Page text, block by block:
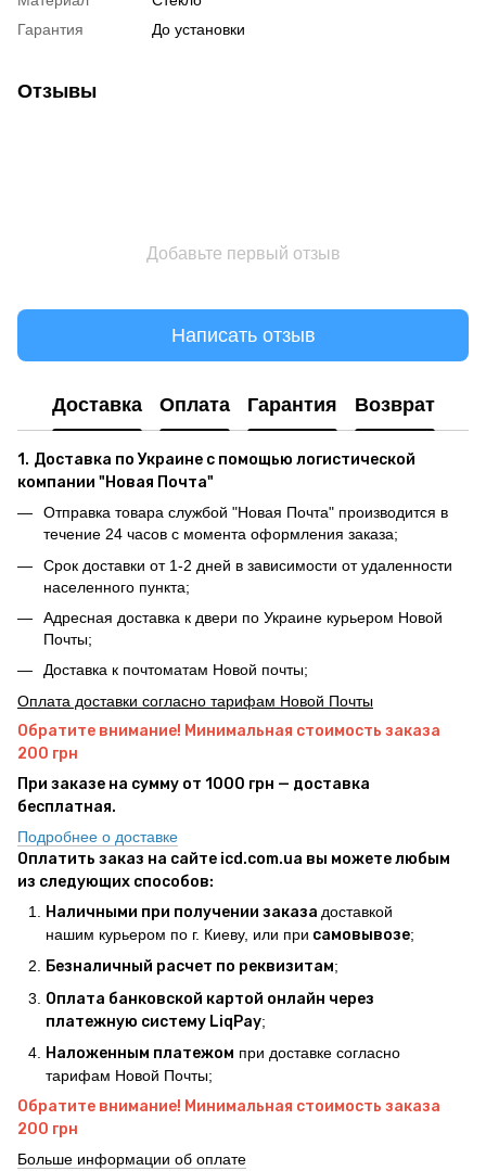
Гарантия
До установки
Отзывы
Добавьте первый отзыв
Написать отзыв
Доставка Оплата Гарантия Возврат
1. Доставка по Украине с помощью логистической
компании "Новая Почта"
Отправка товара службой "Новая Почта" производится в
течение 24 часов с момента оформления заказа;
Срок доставки от 1-2 дней в зависимости от удаленности
населенного пункта;
Адресная доставка к двери по Украине курьером Новой
Почты;
Доставка к почтоматам Новой почты;
Оплата доставки согласно тарифам Новой Почты
Обратите внимание! Минимальная стоимость заказа
200 грн
При заказе на сумму от 1000 грн — доставка
бесплатная.
Подробнее о доставке
Оплатить заказ на сайте icd.com.ua вы можете любым
из следующих способов:
Наличными при получении заказа доставкой
нашим курьером по г. Киеву, или при самовывозе;
Безналичный расчет по реквизитам;
Оплата банковской картой онлайн через
платежную систему LiqPay;
Наложенным платежом при доставке согласно
тарифам Новой Почты;
Обратите внимание! Минимальная стоимость заказа
200 грн
Больше информации об оплате